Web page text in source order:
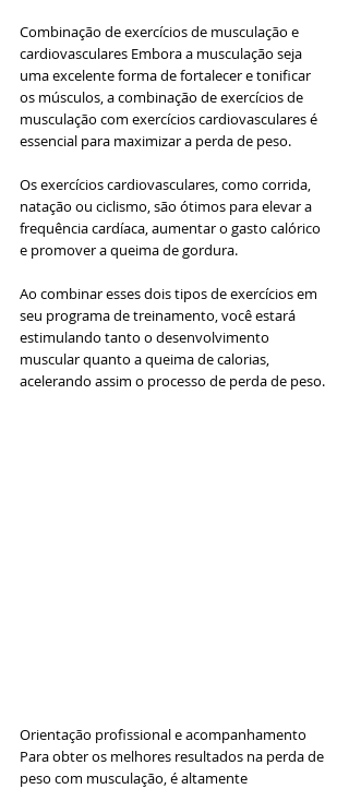
Combinação de exercícios de musculação e
cardiovasculares Embora a musculação seja
uma excelente forma de fortalecer e tonificar
os músculos, a combinação de exercícios de
musculação com exercícios cardiovasculares é
essencial para maximizar a perda de peso.
Os exercícios cardiovasculares, como corrida,
natação ou ciclismo, são ótimos para elevar a
frequência cardíaca, aumentar o gasto calórico
e promover a queima de gordura.
Ao combinar esses dois tipos de exercícios em
seu programa de treinamento, você estará
estimulando tanto o desenvolvimento
muscular quanto a queima de calorias,
acelerando assim o processo de perda de peso.
Orientação profissional e acompanhamento
Para obter os melhores resultados na perda de
peso com musculação, é altamente